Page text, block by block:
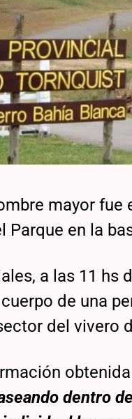
mayor
Parque en la
a las 11 hs
de una
del vivero
dentro